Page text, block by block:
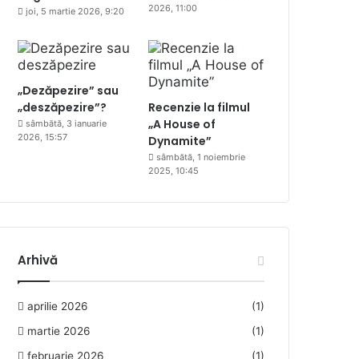
joi, 5 martie 2026, 9:20
2026, 11:00
„Dezăpezire” sau
„deszăpezire”?
sâmbătă, 3 ianuarie
2026, 15:57
Recenzie la filmul
„A House of
Dynamite”
sâmbătă, 1 noiembrie
2025, 10:45
Arhivă
aprilie 2026
(1)
martie 2026
(1)
februarie 2026
(1)